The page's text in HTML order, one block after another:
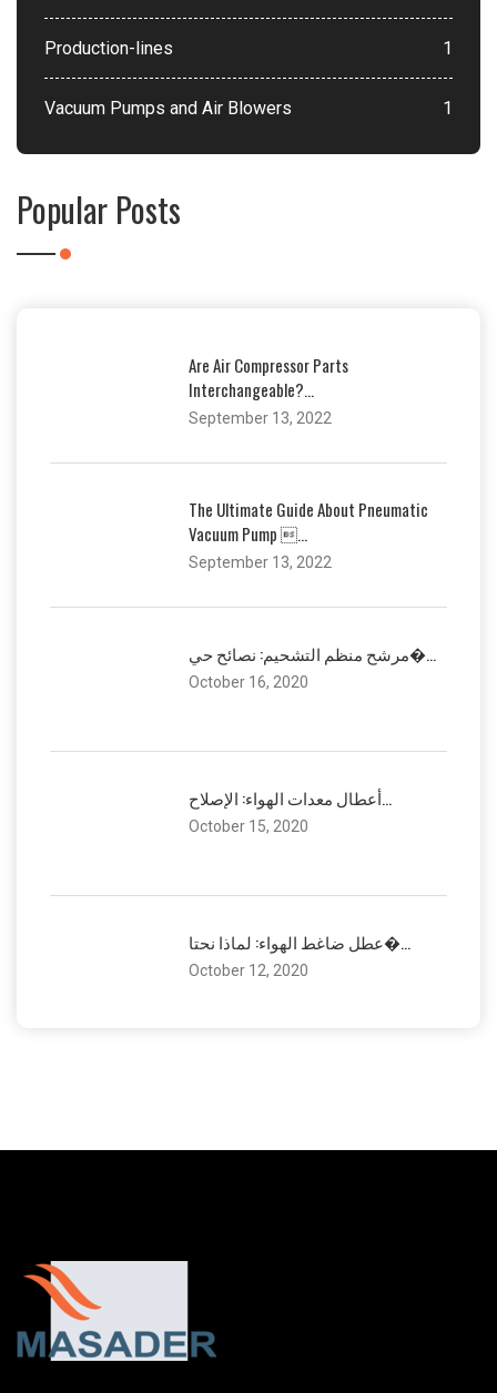
Production-lines 1
Vacuum Pumps and Air Blowers 1
Popular Posts
Are Air Compressor Parts
Interchangeable?...
September 13, 2022
The Ultimate Guide About Pneumatic
Vacuum Pump ...
September 13, 2022
مرشح منظم التشحيم: نصائح حي�...
October 16, 2020
أعطال معدات الهواء: الإصلاح...
October 15, 2020
عطل ضاغط الهواء: لماذا نحتا�...
October 12, 2020